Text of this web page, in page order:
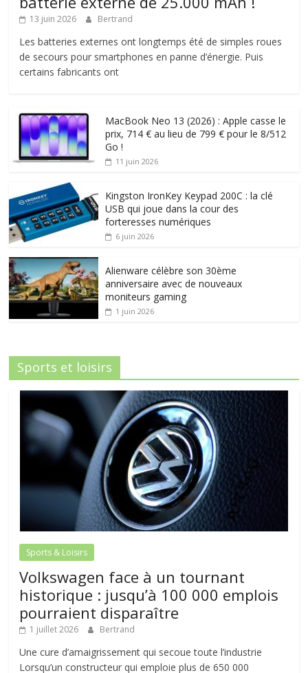
13 juin 2026 Bertrand
Les batteries externes ont longtemps été de simples roues
de secours pour smartphones en panne d’énergie. Puis
certains fabricants ont
MacBook Neo 13 (2026) : Apple casse le
prix, 714 € au lieu de 799 € pour le 8/512
Go !
11 juin 2026
Kingston IronKey Keypad 200C : la clé
USB qui joue dans la cour des
forteresses numériques
6 juin 2026
Alienware célèbre son 30ème
anniversaire avec de nouveaux
moniteurs gaming
1 juin 2026
Sports et loisirs
Sports & Loisirs
Volkswagen face à un tournant
historique : jusqu’à 100 000 emplois
pourraient disparaître
1 juillet 2026 Bertrand
Une cure d’amaigrissement qui secoue toute l’industrie
Lorsqu’un constructeur qui emploie plus de 650 000